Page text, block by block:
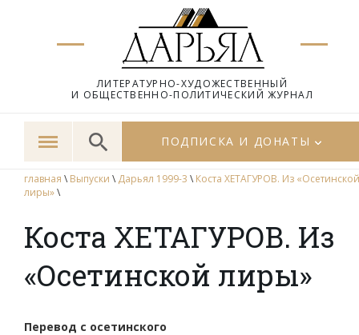
ЛИТЕРАТУРНО-ХУДОЖЕСТВЕННЫЙ
И ОБЩЕСТВЕННО-ПОЛИТИЧЕСКИЙ ЖУРНАЛ
ПОДПИСКА И ДОНАТЫ
главная \ Выпуски \ Дарьял 1999-3 \ Коста ХЕТАГУРОВ. Из «Осетинской
лиры»\
Коста ХЕТАГУРОВ. Из
«Осетинской лиры»
Перевод с осетинского